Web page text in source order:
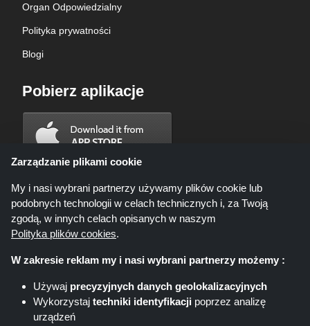
Organ Odpowiedzialny
Polityka prywatności
Blogi
Pobierz aplikacje
Shoppingspout.com/pl ani jego personel nie są zaangażowani, gdy
dokonujesz zakupu za pośrednictwem tych linków, Shoppingspout.com/pl
Zarządzanie plikami cookie
My i nasi wybrani partnerzy używamy plików cookie lub
podobnych technologii w celach technicznych i, za Twoją
zgodą, w innych celach opisanych w naszym
Polityka plików cookies.
W zakresie reklam my i nasi wybrani partnerzy możemy :
Używaj precyzyjnych danych geolokalizacyjnych
Wykorzystaj techniki identyfikacji poprzez analizę
urządzeń